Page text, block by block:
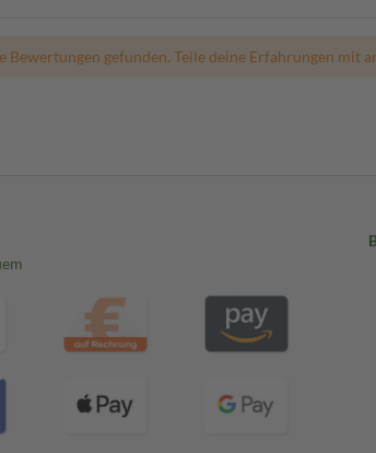
Bewertungen gefunden. Teile deine Erfahrungen mit